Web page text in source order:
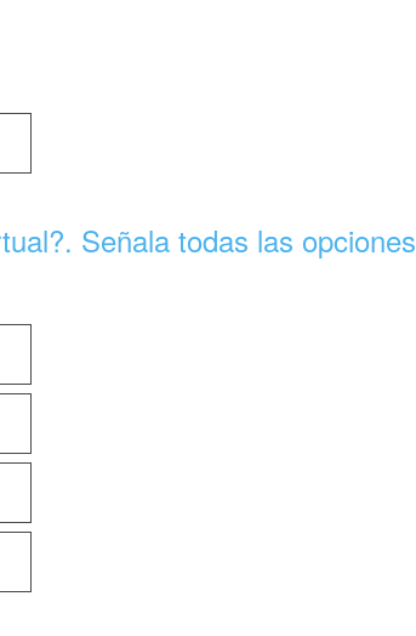
Señala todas las opciones